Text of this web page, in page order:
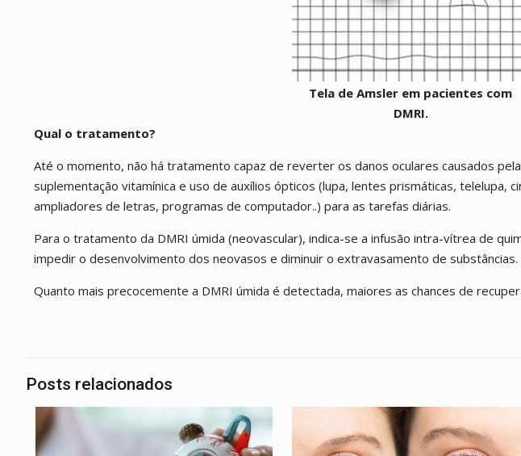
Tela de Amsler em pacientes com
DMRI.
Qual o tratamento?
Até o momento, não há tratamento capaz de reverter os danos oculares causados
suplementação vitamínica e uso de auxílios ópticos (lupa, lentes prismáticas, telelupa,
ampliadores de letras, programas de computador..) para as tarefas diárias.
Para o tratamento da DMRI úmida (neovascular), indica-se a infusão intra-vítrea de
impedir o desenvolvimento dos neovasos e diminuir o extravasamento de substâncias.
Quanto mais precocemente a DMRI úmida é detectada, maiores as chances de
Posts relacionados